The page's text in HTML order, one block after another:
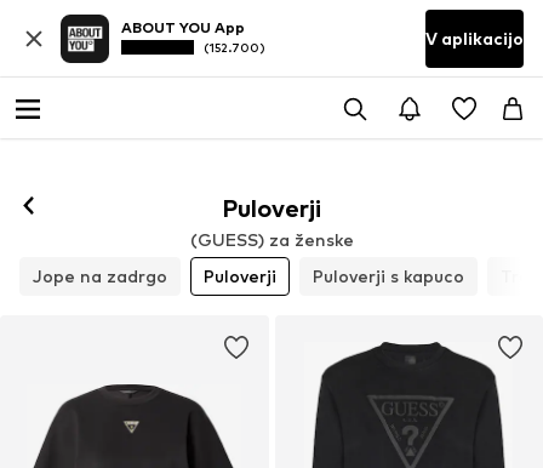
ABOUT YOU App
(152.700) V aplikacijo
Puloverji
(GUESS) za ženske
Jope na zadrgo
Puloverji Puloverji s kapuco